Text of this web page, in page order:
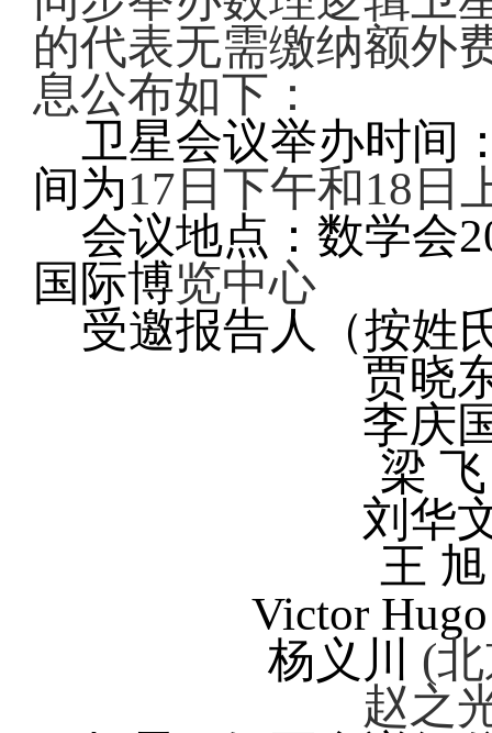
的代表无需缴纳额外
息公布如下：
卫星会议举办时间
间为17 日下午和18 日
会议地点：数学会
国际博览中心
受邀报告人（按姓
贾晓
李庆
梁
刘华
王
Victor
杨义川 (
赵之